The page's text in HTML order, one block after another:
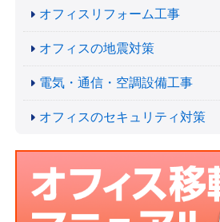
オフィスリフォーム工事
オフィスの地震対策
電気・通信・空調設備工事
オフィスのセキュリティ対策